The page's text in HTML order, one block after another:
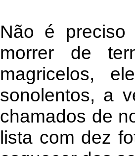
Não é preciso
morrer de
magricelos,
sonolentos, a
chamados de
lista com dez